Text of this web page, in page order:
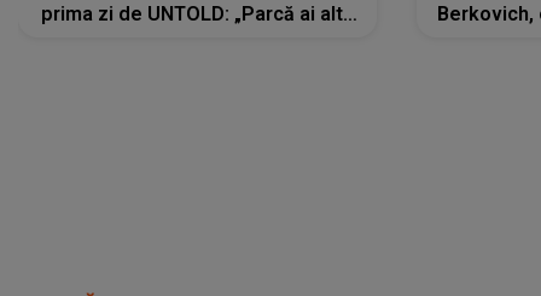
prima zi de UNTOLD: „Parcă ai altă
Berkovich,